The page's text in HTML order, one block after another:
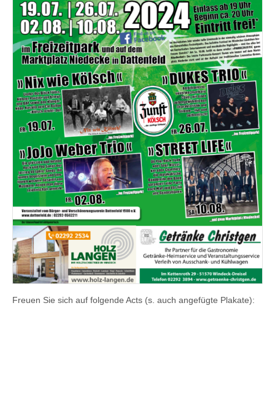
Freuen Sie sich auf folgende Acts (s. auch angefügte Plakate):